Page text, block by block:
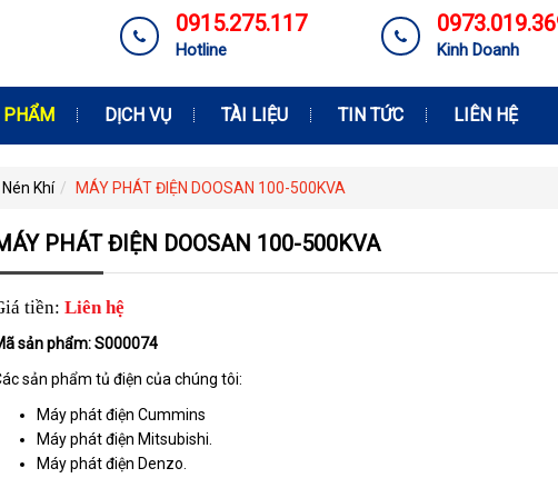
0915.275.117
Hotline Kinh Doanh
PHẨM DỊCH VỤ TÀI LIỆU TIN TỨC LIÊN HỆ
Khí MÁY PHÁT ĐIỆN DOOSAN 100-500KVA
PHÁT ĐIỆN DOOSAN 100-500KVA
tiền: Liên hệ
sản phẩm: S000074
sản phẩm tủ điện của chúng tôi:
Máy phát điện Cummins
Máy phát điện Mitsubishi.
Máy phát điện Denzo.